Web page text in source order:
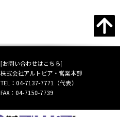
[お問い合わせはこちら]
株式会社アルトピア・営業本部
TEL： 04-7137-7771
（代表）
FAX：04-7150-7739